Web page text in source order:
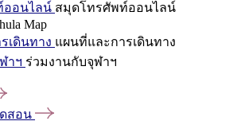
ออนไลน์ สมุดโทรศัพท์ออนไลน์
Map
เดินทาง แผนที่และการเดินทาง
าฯ ร่วมงานกับจุฬาฯ
สอน